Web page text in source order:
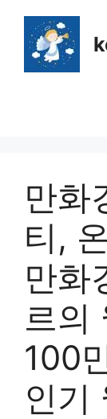
만화
티,
만화
르의
100
인기